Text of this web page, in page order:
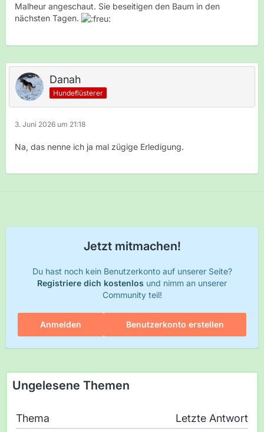
Malheur angeschaut. Sie beseitigen den Baum in den
nächsten Tagen.
Danah
Hundeflüsterer
3. Juni 2026 um 21:18
Na, das nenne ich ja mal zügige Erledigung.
Jetzt mitmachen!
Du hast noch kein Benutzerkonto auf unserer Seite?
Registriere dich kostenlos und nimm an unserer
Community teil!
Benutzerkonto erstellen
Anmelden
Ungelesene Themen
Thema Letzte Antwort